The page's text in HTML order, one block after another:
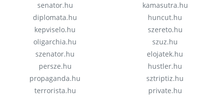
senator.hu
diplomata.hu
kepviselo.hu
oligarchia.hu
szenator.hu
persze.hu
propaganda.hu
terrorista.hu
kamasutra.hu
huncut.hu
szereto.hu
szuz.hu
elojatek.hu
hustler.hu
sztriptiz.hu
private.hu